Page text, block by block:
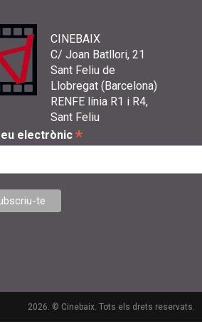
CINEBAIX
C/ Joan Batllori, 21
Sant Feliu de
Llobregat (Barcelona)
RENFE línia R1 i R4,
Sant Feliu
electrònic *
2026. © Cinebaix. Tots els drets reservats.